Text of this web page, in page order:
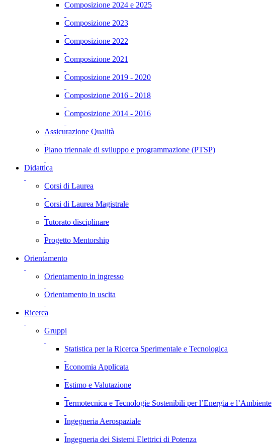
Composizione 2024 e 2025
Composizione 2023
Composizione 2022
Composizione 2021
Composizione 2019 - 2020
Composizione 2016 - 2018
Composizione 2014 - 2016
Assicurazione Qualità
Piano triennale di sviluppo e programmazione (PTSP)
Didattica
Corsi di Laurea
Corsi di Laurea Magistrale
Tutorato disciplinare
Progetto Mentorship
Orientamento
Orientamento in ingresso
Orientamento in uscita
Ricerca
Gruppi
Statistica per la Ricerca Sperimentale e Tecnologica
Economia Applicata
Estimo e Valutazione
Termotecnica e Tecnologie Sostenibili per l’Energia e l’Ambiente
Ingegneria Aerospaziale
Ingegneria dei Sistemi Elettrici di Potenza